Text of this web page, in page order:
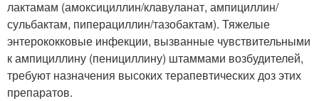
лактамам (амоксициллин/клавуланат, ампициллин/
сульбактам, пиперациллин/тазобактам). Тяжелые
энтерококковые инфекции, вызванные чувствительными
к ампициллину (пенициллину) штаммами возбудителей,
требуют назначения высоких терапевтических доз этих
препаратов.